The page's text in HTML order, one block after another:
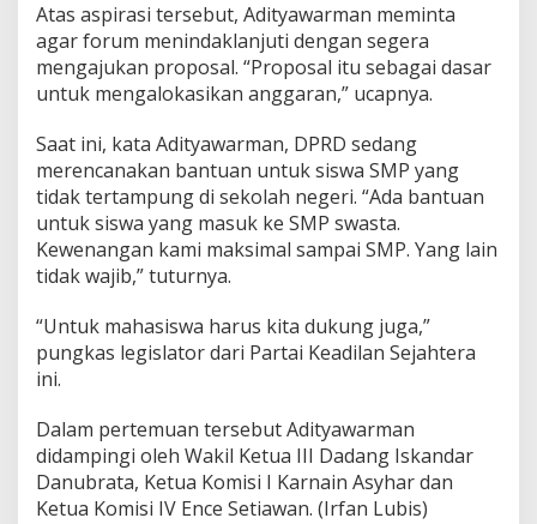
Atas aspirasi tersebut, Adityawarman meminta
agar forum menindaklanjuti dengan segera
mengajukan proposal. “Proposal itu sebagai dasar
untuk mengalokasikan anggaran,” ucapnya.
Saat ini, kata Adityawarman, DPRD sedang
merencanakan bantuan untuk siswa SMP yang
tidak tertampung di sekolah negeri. “Ada bantuan
untuk siswa yang masuk ke SMP swasta.
Kewenangan kami maksimal sampai SMP. Yang lain
tidak wajib,” tuturnya.
“Untuk mahasiswa harus kita dukung juga,”
pungkas legislator dari Partai Keadilan Sejahtera
ini.
Dalam pertemuan tersebut Adityawarman
didampingi oleh Wakil Ketua III Dadang Iskandar
Danubrata, Ketua Komisi I Karnain Asyhar dan
Ketua Komisi IV Ence Setiawan. (Irfan Lubis)